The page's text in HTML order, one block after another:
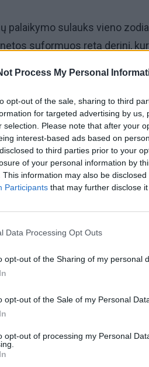
Process My Personal
opt-out of the sale, sharing to third
for targeted advertising by
selection. Please note that after your
interest-based ads based on
to third parties prior to your
of your personal information by
This information may also be
Participants that may further disclose
Data Processing Opt Outs
opt-out of the Sharing of my personal
opt-out of the Sale of my Personal
opt-out of processing my Personal
palaikymo sulauks vieno
suformuos retą derinį,
eigą.
birželio
laimingaisiais astrologai
atsidurs Venera ir Jupiteris –